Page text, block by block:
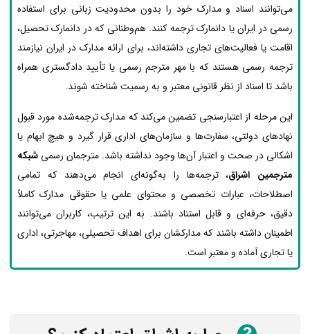
می‌توانند اسناد و مدارک خود را بدون محدودیت زبانی برای استفاده
رسمی در ایران یا دانمارک ترجمه کنند. هم‌وطنانی که در دانمارک تحصیل،
اقامت یا فعالیت‌های تجاری داشته‌اند، برای ارائه مدارک در ایران نیازمند
ترجمه رسمی هستند که با مهر مترجم رسمی یا تأیید دادگستری همراه
باشد تا اسناد از نظر قانونی معتبر و به رسمیت شناخته شوند.
این مرحله از اعتبارسنجی تضمین می‌کند که مدارک ترجمه‌شده مورد قبول
نهادهای دولتی، سفارت‌ها و سازمان‌های اداری قرار گیرد و هیچ ابهام یا
اشکالی در صحت و اعتبار آن‌ها وجود نداشته باشد. مترجمان رسمی شبکه
مترجمین اشراق، ترجمه‌ها را به‌گونه‌ای انجام می‌دهند که تمامی
اصطلاحات، عبارات تخصصی و محتوای علمی یا حقوقی مدارک کاملاً
دقیق، حرفه‌ای و قابل استناد باشند. به این ترتیب، کاربران می‌توانند
اطمینان داشته باشند که مدارکشان برای اهداف تحصیلی، مهاجرتی، اداری
یا تجاری آماده و معتبر است.